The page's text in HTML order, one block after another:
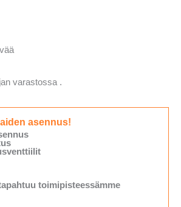
varastossa .
asennus!
toimipisteessämme